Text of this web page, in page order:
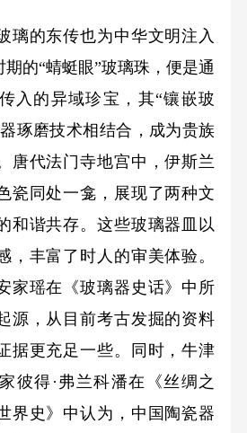
的东传也为中华文明注入
的“蜻蜓眼”玻璃珠，便是通
入的异域珍宝，其“镶嵌玻
琢磨技术相结合，成为贵族
唐代法门寺地宫中，伊斯兰
瓷同处一龛，展现了两种文
和谐共存。这些玻璃器皿以
，丰富了时人的审美体验。
家瑶在《玻璃器史话》中所
源，从目前考古发掘的资料
据更充足一些。同时，牛津
彼得·弗兰科潘在《丝绸之
界史》中认为，中国陶瓷器